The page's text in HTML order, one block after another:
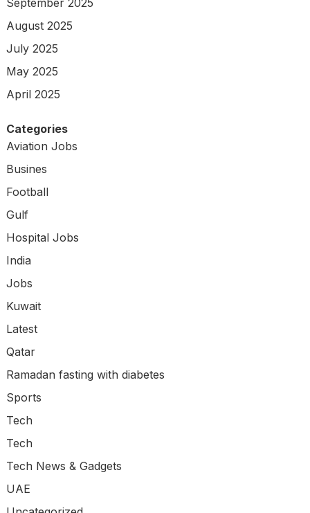
August 2025
July 2025
May 2025
April 2025
Categories
Aviation Jobs
Busines
Football
Gulf
Hospital Jobs
India
Jobs
Kuwait
Latest
Qatar
Ramadan fasting with diabetes
Sports
Tech
Tech
Tech News & Gadgets
UAE